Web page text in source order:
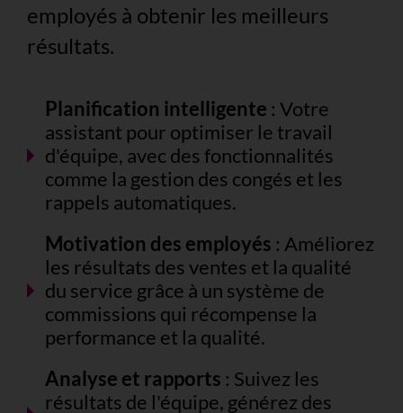
employés à obtenir les meilleurs
résultats.
Planification intelligente : Votre
assistant pour optimiser le travail
d'équipe, avec des fonctionnalités
comme la gestion des congés et les
rappels automatiques.
Motivation des employés : Améliorez
les résultats des ventes et la qualité
du service grâce à un système de
commissions qui récompense la
performance et la qualité.
Analyse et rapports : Suivez les
résultats de l'équipe, générez des